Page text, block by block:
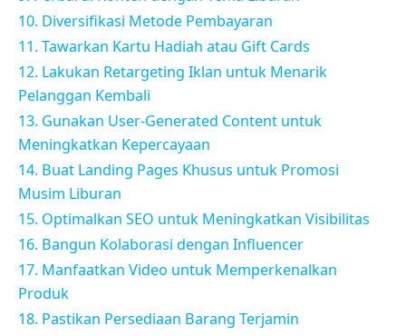
10. Diversifikasi Metode Pembayaran
11. Tawarkan Kartu Hadiah atau Gift Cards
12. Lakukan Retargeting Iklan untuk Menarik
Pelanggan Kembali
13. Gunakan User-Generated Content untuk
Meningkatkan Kepercayaan
14. Buat Landing Pages Khusus untuk Promosi
Musim Liburan
15. Optimalkan SEO untuk Meningkatkan Visibilitas
16. Bangun Kolaborasi dengan Influencer
17. Manfaatkan Video untuk Memperkenalkan
Produk
18. Pastikan Persediaan Barang Terjamin